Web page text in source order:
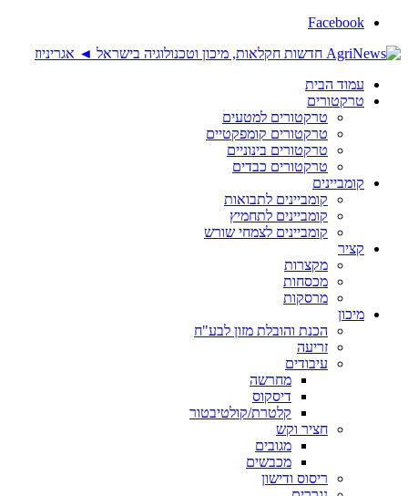
Facebook
עמוד הבית
טרקטורים
טרקטורים למטעים
טרקטורים קומפקטיים
טרקטורים בינוניים
טרקטורים כבדים
קומביינים
קומביינים לתבואות
קומביינים לתחמיץ
קומביינים לצמחי שורש
קציר
מקצרות
מכסחות
מרסקות
מיכון
הכנת והובלת מזון לבע"ח
זריעה
עיבודים
מחרשה
דיסקוס
קלטרת/קולטיבטור
חציר וקש
מגובים
מכבשים
ריסוס ודישון